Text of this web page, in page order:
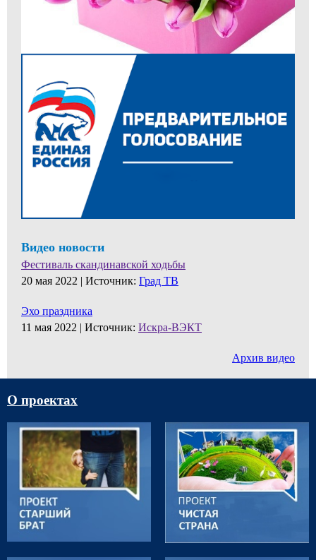
Видео новости
Фестиваль скандинавской ходьбы
20 мая 2022 | Источник: Град ТВ
Эхо праздника
11 мая 2022 | Источник: Искра-ВЭКТ
Архив видео
О проектах